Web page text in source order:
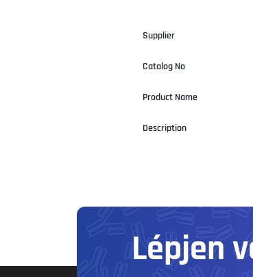
Supplier
Catalog No
Product Name
Description
Lépjen